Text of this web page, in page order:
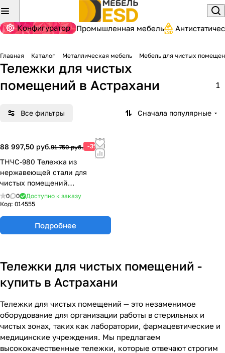
Конфигуратор Промышленная мебель
Главная Каталог Металлическая мебель Мебель для чистых
Тележки для чистых
помещений в Астрахани 1
Все фильтры Сначала популярные
88 997,50 руб.91 750 руб. -3%
ТНЧС-980 Тележка из
нержавеющей стали для
чистых помещений​
980х475х1120
0 0
Доступно к заказу
Код: 014555
Подробнее
Тележки для чистых помещений -
купить в Астрахани
Тележки для чистых помещений — это незаменимое
оборудование для организации работы в стерильных и
чистых зонах, таких как лаборатории, фармацевтические и
медицинские учреждения. Мы предлагаем
высококачественные тележки, которые отвечают строгим